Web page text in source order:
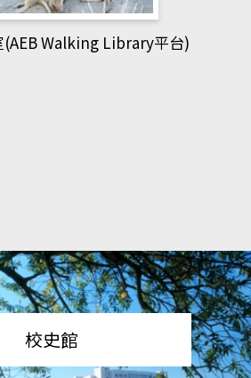
網管人(kono平台)
校史館